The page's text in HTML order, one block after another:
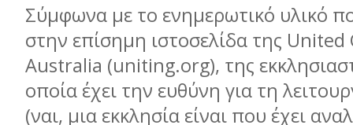
Σύμφωνα με το ενημερωτικό υλικό
στην επίσημη ιστοσελίδα της
Australia (uniting.org), της
οποία έχει την ευθύνη για τη
(ναι, μια εκκλησία είναι που έχει